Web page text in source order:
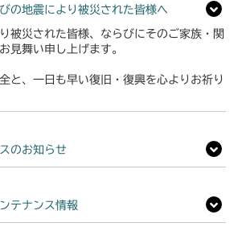
の地震により被災された皆様へ
被災された皆様、ならびにそのご家族・関
見舞い申し上げます。
と、一日も早い復旧・復興を心よりお祈り
のお知らせ
テナンス情報